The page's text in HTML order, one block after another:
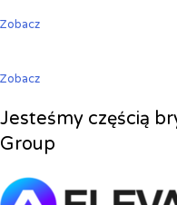
Zobacz
Zobacz
Jesteśmy częścią
Group